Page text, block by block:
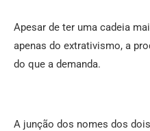
Apesar de ter uma cadeia
apenas do extrativismo, a
do que a demanda.
A junção dos nomes dos